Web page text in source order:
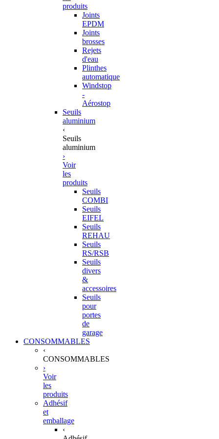
produits
Joints
EPDM
Joints
brosses
Rejets
d'eau
Plinthes
automatique
Windstop
-
Aérostop
Seuils
aluminium
‹
Seuils
aluminium
›
Voir
les
produits
Seuils
COMBI
Seuils
EIFEL
Seuils
REHAU
Seuils
RS/RSB
Seuils
divers
&
accessoires
Seuils
pour
portes
de
garage
CONSOMMABLES
‹
CONSOMMABLES
›
Voir
les
produits
Adhésif
et
emballage
‹